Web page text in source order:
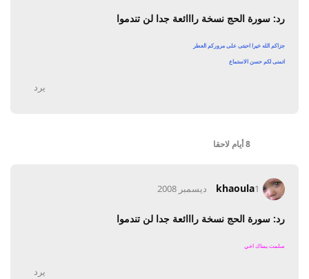
رد: سورة الحج نسخة رااائعة جدا لن تندموا
جزاكم الله خيرا احبتى على مروركم العطر
اتمنى لكم حسن الاستماع
يرد
8 أيام لاحقا
khaoula1 ديسمبر 2008
رد: سورة الحج نسخة رااائعة جدا لن تندموا
سلمت يمناك اخي
يرد